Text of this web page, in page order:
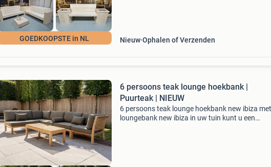
GOEDKOOPSTE in NL Nieuw Ophalen of Verzenden
6 persoons teak lounge hoekbank |
Puurteak | NIEUW
6 persoons teak lounge hoekbank new ibiza met
loungebank new ibiza in uw tuin kunt u een